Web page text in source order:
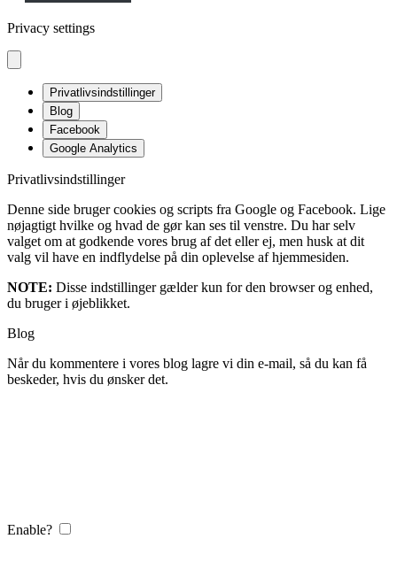
Privacy settings
Privatlivsindstillinger
Blog
Facebook
Google Analytics
Privatlivsindstillinger
Denne side bruger cookies og scripts fra Google og Facebook. Lige
nøjagtigt hvilke og hvad de gør kan ses til venstre. Du har selv
valget om at godkende vores brug af det eller ej, men husk at dit
valg vil have en indflydelse på din oplevelse af hjemmesiden.
NOTE: Disse indstillinger gælder kun for den browser og enhed,
du bruger i øjeblikket.
Blog
Når du kommentere i vores blog lagre vi din e-mail, så du kan få
beskeder, hvis du ønsker det.
Enable?